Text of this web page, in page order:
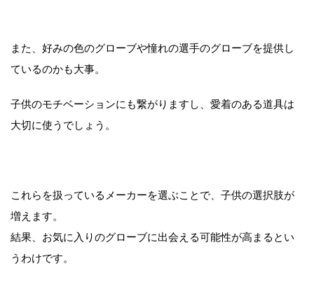
また、好みの色のグローブや憧れの選手のグローブを提供し
ているのかも大事。
子供のモチベーションにも繋がりますし、愛着のある道具は
大切に使うでしょう。
これらを扱っているメーカーを選ぶことで、子供の選択肢が
増えます。
結果、お気に入りのグローブに出会える可能性が高まるとい
うわけです。